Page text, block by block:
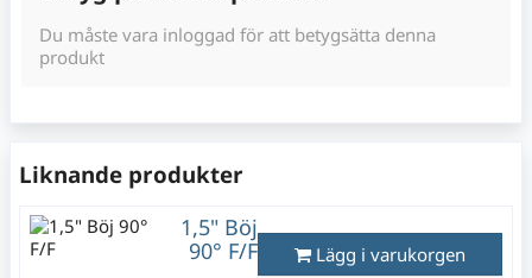
Du måste vara inloggad för att betygsätta denna
produkt
Liknande produkter
1,5" Böj
90° F/F
Lägg i varukorgen